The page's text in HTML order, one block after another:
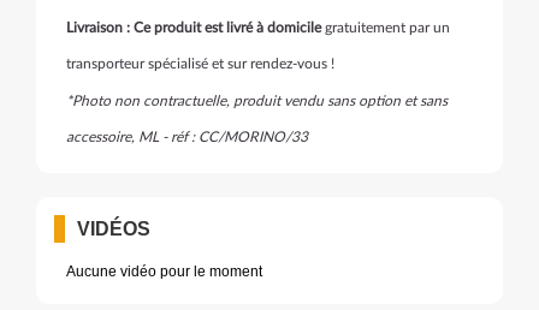
Livraison : Ce produit est livré à domicilegratuitement par un
transporteur spécialisé et sur rendez-vous !
*Photo non contractuelle, produit vendu sans option et sans
accessoire, ML - réf : CC/MORINO/33
VIDÉOS
Aucune vidéo pour le moment